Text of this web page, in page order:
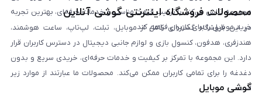
مجموعه تلاش می‌کند با ترکیب قیمت مناسب و خدمات حرفه‌ای، بهترین تجربه
خرید موبایل را برای کاربران فراهم کند.
محصولات فروشگاه اینترنتی گوشی آنلاین
در این فروشگاه گستره‌ای کامل از موبایل، تبلت، لپ‌تاپ، ساعت هوشمند،
هندزفری، هدفون، کنسول بازی و لوازم جانبی دیجیتال در دسترس کاربران قرار
دارد. این مجموعه با تمرکز بر کیفیت و خدمات حرفه‌ای، خریدی سریع و بدون
دغدغه را برای تمامی کاربران ممکن می‌کند. محصولات ما عبارتند از موارد زیر
است:
گوشی موبایل